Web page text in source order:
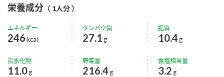
栄養成分 （ 1人分 ）
エネルギー
246kcal
タンパク質
27.1 g
脂質
10.4 g
炭水化物
11.0g
野菜量
216.4 g
食塩相当量
3.2 g